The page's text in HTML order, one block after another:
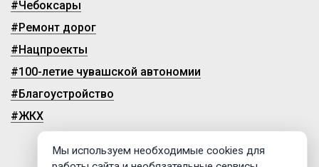
#Чебоксары
#Ремонт дорог
#Нацпроекты
#100-летие чувашской автономии
#Благоустройство
#ЖКХ
Мы используем необходимые cookies для